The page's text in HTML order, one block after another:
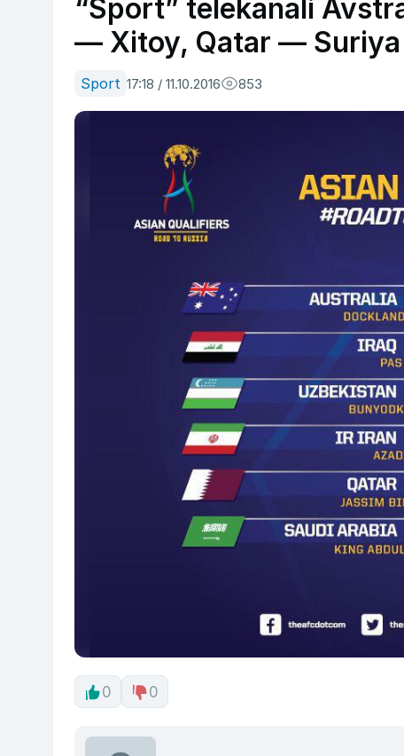
“Sport” telekanali
— Xitoy, Qatar — Suriya
Sport 17:18 / 11.10.2016 853
0 0